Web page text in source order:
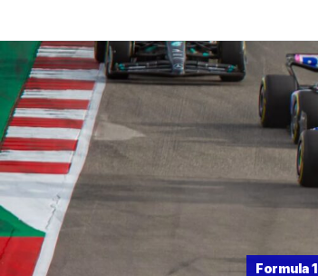
Formula 1